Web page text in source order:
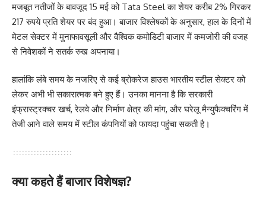
मजबूत नतीजों के बावजूद 15 मई को Tata Steel का शेयर करीब 2% गिरकर
217 रुपये प्रति शेयर पर बंद हुआ। बाजार विश्लेषकों के अनुसार, हाल के दिनों में
मेटल सेक्टर में मुनाफावसूली और वैश्विक कमोडिटी बाजार में कमजोरी की वजह
से निवेशकों ने सतर्क रुख अपनाया।
हालांकि लंबे समय के नजरिए से कई ब्रोकरेज हाउस भारतीय स्टील सेक्टर को
लेकर अभी भी सकारात्मक बने हुए हैं। उनका मानना है कि सरकारी
इंफ्रास्ट्रक्चर खर्च, रेलवे और निर्माण क्षेत्र की मांग, और घरेलू मैन्युफैक्चरिंग में
तेजी आने वाले समय में स्टील कंपनियों को फायदा पहुंचा सकती है।
क्या कहते हैं बाजार विशेषज्ञ?